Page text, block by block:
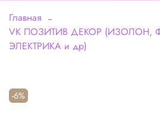
Главная
VK ПОЗИТИВ ДЕКОР (ИЗОЛОН,
ЭЛЕКТРИКА и др)
-6%